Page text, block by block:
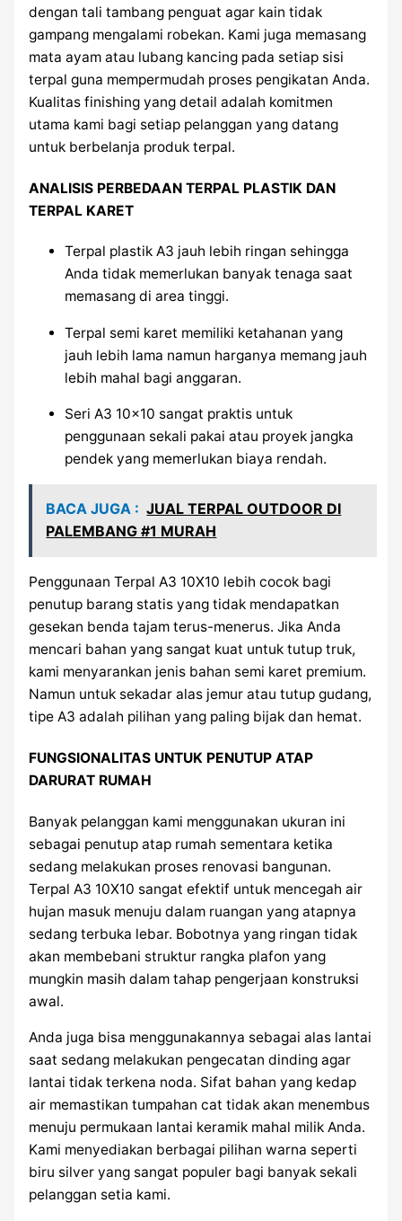
dengan tali tambang penguat agar kain tidak
gampang mengalami robekan. Kami juga memasang
mata ayam atau lubang kancing pada setiap sisi
terpal guna mempermudah proses pengikatan Anda.
Kualitas finishing yang detail adalah komitmen
utama kami bagi setiap pelanggan yang datang
untuk berbelanja produk terpal.
ANALISIS PERBEDAAN TERPAL PLASTIK DAN
TERPAL KARET
Terpal plastik A3 jauh lebih ringan sehingga
Anda tidak memerlukan banyak tenaga saat
memasang di area tinggi.
Terpal semi karet memiliki ketahanan yang
jauh lebih lama namun harganya memang jauh
lebih mahal bagi anggaran.
Seri A3 10×10 sangat praktis untuk
penggunaan sekali pakai atau proyek jangka
pendek yang memerlukan biaya rendah.
BACA JUGA : JUAL TERPAL OUTDOOR DI
PALEMBANG #1 MURAH
Penggunaan Terpal A3 10X10 lebih cocok bagi
penutup barang statis yang tidak mendapatkan
gesekan benda tajam terus-menerus. Jika Anda
mencari bahan yang sangat kuat untuk tutup truk,
kami menyarankan jenis bahan semi karet premium.
Namun untuk sekadar alas jemur atau tutup gudang,
tipe A3 adalah pilihan yang paling bijak dan hemat.
FUNGSIONALITAS UNTUK PENUTUP ATAP
DARURAT RUMAH
Banyak pelanggan kami menggunakan ukuran ini
sebagai penutup atap rumah sementara ketika
sedang melakukan proses renovasi bangunan.
Terpal A3 10X10 sangat efektif untuk mencegah air
hujan masuk menuju dalam ruangan yang atapnya
sedang terbuka lebar. Bobotnya yang ringan tidak
akan membebani struktur rangka plafon yang
mungkin masih dalam tahap pengerjaan konstruksi
awal.
Anda juga bisa menggunakannya sebagai alas lantai
saat sedang melakukan pengecatan dinding agar
lantai tidak terkena noda. Sifat bahan yang kedap
air memastikan tumpahan cat tidak akan menembus
menuju permukaan lantai keramik mahal milik Anda.
Kami menyediakan berbagai pilihan warna seperti
biru silver yang sangat populer bagi banyak sekali
pelanggan setia kami.